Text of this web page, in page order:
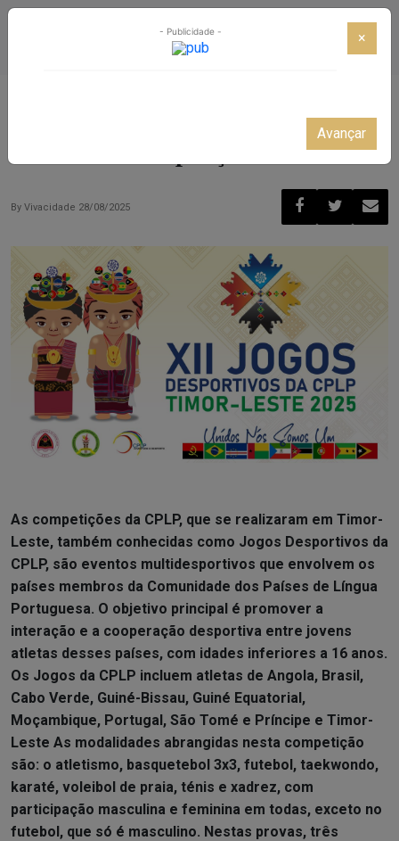
×
- Publicidade -
Avançar
Gondomarenses conquistam
títulos nas competições da CPLP
By Vivacidade 28/08/2025
As competições da CPLP, que se realizaram em Timor-
Leste, também conhecidas como Jogos Desportivos da
CPLP, são eventos multidesportivos que envolvem os
países membros da Comunidade dos Países de Língua
Portuguesa. O objetivo principal é promover a
interação e a cooperação desportiva entre jovens
atletas desses países, com idades inferiores a 16 anos.
Os Jogos da CPLP incluem atletas de Angola, Brasil,
Cabo Verde, Guiné-Bissau, Guiné Equatorial,
Moçambique, Portugal, São Tomé e Príncipe e Timor-
Leste As modalidades abrangidas nesta competição
são: o atletismo, basquetebol 3x3, futebol, taekwondo,
karaté, voleibol de praia, ténis e xadrez, com
participação masculina e feminina em todas, exceto no
futebol, que só é masculino. Nestas provas, três